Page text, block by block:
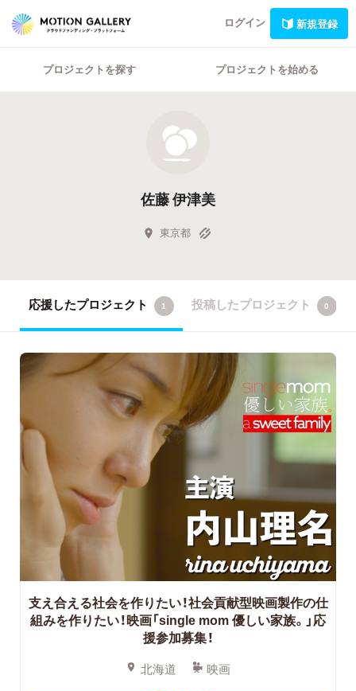
ログイン 新規登録
プロジェクトを探す プロジェクトを始める
佐藤 伊津美
東京都
応援したプロジェクト 1 投稿したプロジェクト 0
支え合える社会を作りたい！社会貢献型映画製作の仕
組みを作りたい！映画「single mom 優しい家族。」応
援参加募集！
北海道 映画